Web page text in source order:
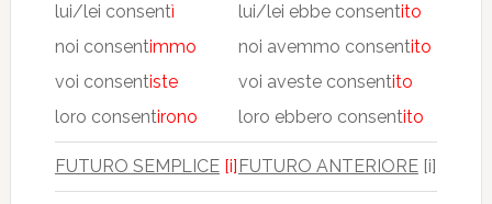
lui/lei consentì
noi consentimmo
voi consentiste
loro consentirono
lui/lei ebbe consentito
noi avemmo consentito
voi aveste consentito
loro ebbero consentito
FUTURO SEMPLICE [i] FUTURO ANTERIORE[i]